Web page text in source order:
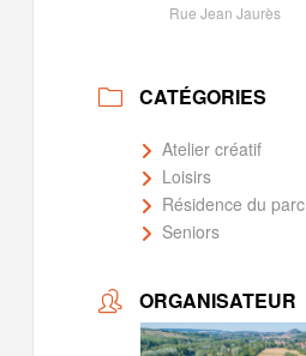
Rue Jean Jaurès
CATÉGORIES
Atelier créatif
Loisirs
Résidence du parc
Seniors
ORGANISATEUR